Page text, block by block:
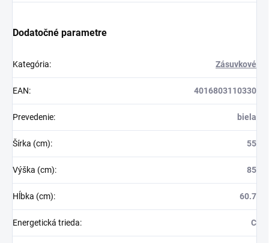
Dodatočné parametre
Kategória: Zásuvkové
EAN: 4016803110330
Prevedenie: biela
Šírka (cm): 55
Výška (cm): 85
Hĺbka (cm): 60.7
Energetická trieda: C